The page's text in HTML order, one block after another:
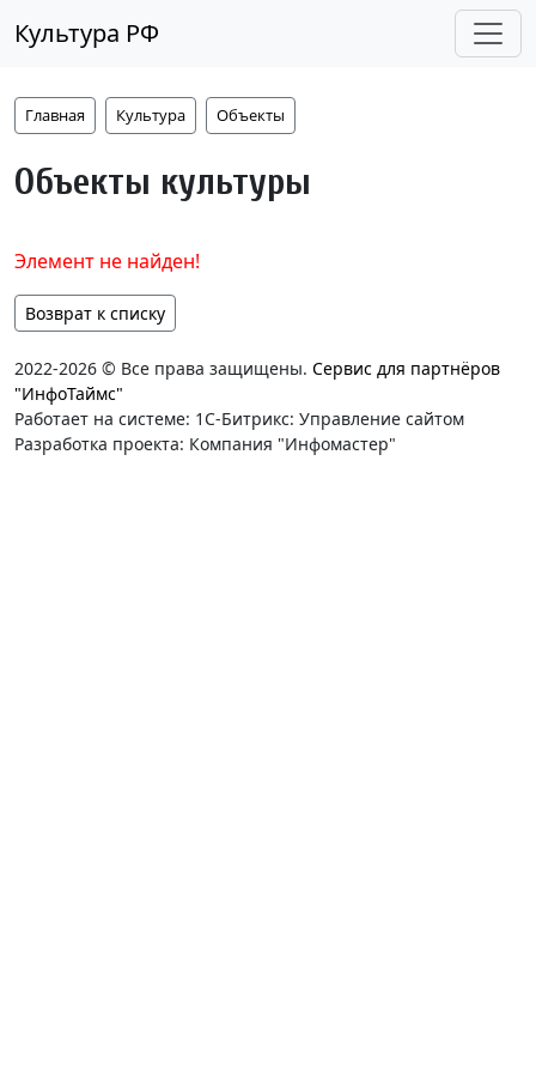
Культура РФ
Главная Культура Объекты
Объекты культуры
Элемент не найден!
Возврат к списку
2022-2026 © Все права защищены. Сервис для партнёров
"ИнфоТаймс"
Работает на системе: 1С-Битрикс: Управление сайтом
Разработка проекта: Компания "Инфомастер"